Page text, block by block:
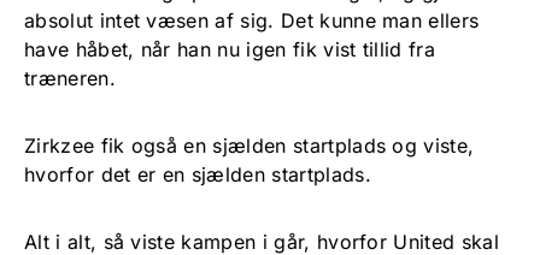
absolut intet væsen af sig. Det kunne man ellers
have håbet, når han nu igen fik vist tillid fra
træneren.
Zirkzee fik også en sjælden startplads og viste,
hvorfor det er en sjælden startplads.
Alt i alt, så viste kampen i går, hvorfor United skal